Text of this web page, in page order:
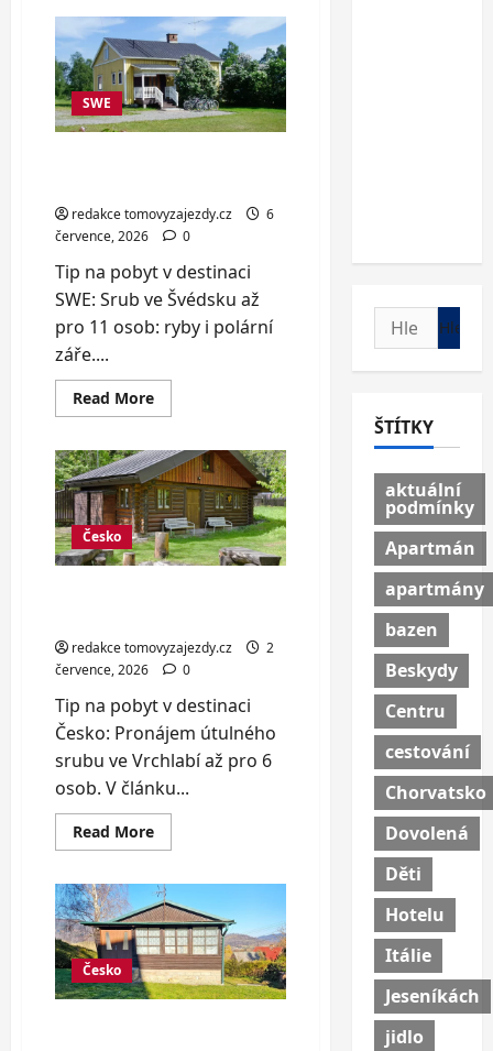
apartmán
v
Českém
Krumlově
až
pro
5
osob
SWE
redakce tomovyzajezdy.cz
6
července, 2026
0
Tip na pobyt v destinaci
SWE: Srub ve Švédsku až
pro 11 osob: ryby i polární
záře....
Read MoreRead
more
ve
Švédsku
až
pro
11
osob:
ryby
i
Česko
redakce tomovyzajezdy.cz
2
července, 2026
0
Tip na pobyt v destinaci
Česko: Pronájem útulného
srubu ve Vrchlabí až pro 6
osob. V článku...
Read MoreRead
more
útulného
srubu
ve
Vrchlabí
až
pro
6
osob
Česko
Vyhledávání
ŠTÍTKY
aktuální
podmínky
Apartmán
apartmány
bazen
Beskydy
Centru
cestování
Chorvatsko
Dovolená
Děti
Hotelu
Itálie
Jeseníkách
jidlo